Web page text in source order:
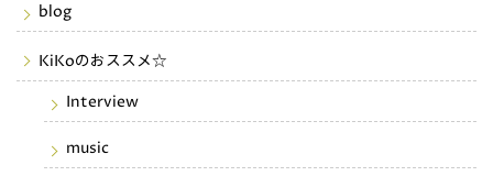
blog
KiKoのおススメ☆
Interview
music